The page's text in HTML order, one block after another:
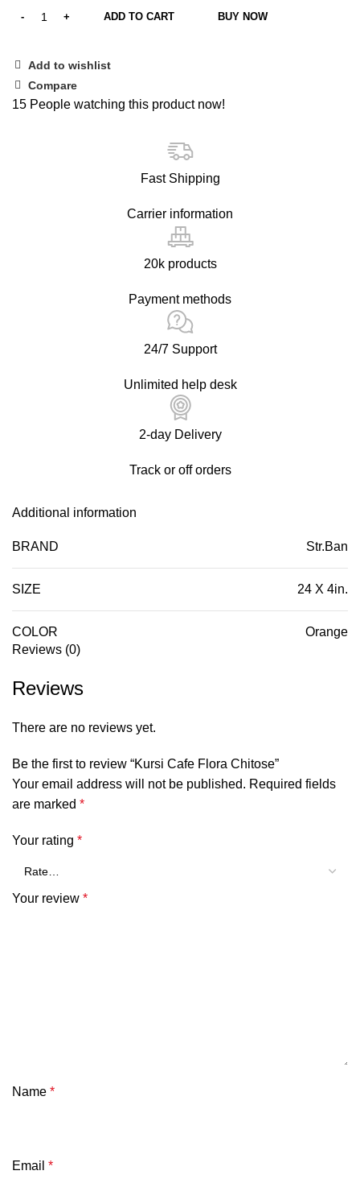
ADD TO CART BUY NOW
Add to wishlist
Compare
15 People watching this product now!
Fast Shipping
Carrier information
20k products
Payment methods
24/7 Support
Unlimited help desk
2-day Delivery
Track or off orders
Additional information
BRAND Str.Ban
SIZE 24 X 4in.
COLOR
Orange
Reviews (0)
Reviews
There are no reviews yet.
Be the first to review “Kursi Cafe Flora Chitose”
Your email address will not be published. Required fields
are marked *
Your rating *
Your review *
Name *
Email *